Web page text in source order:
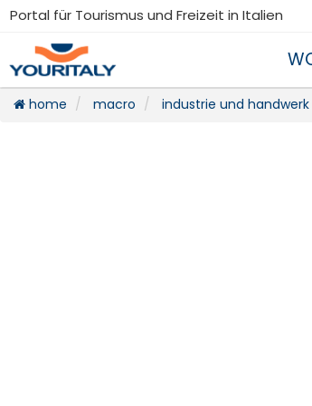
Portal für Tourismus und Freizeit in Italien
home macro industrie und handwerk